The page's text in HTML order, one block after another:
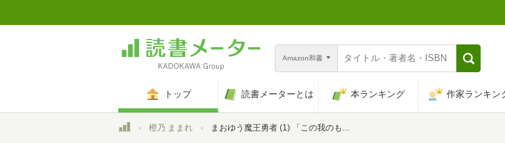
Amazon和書
トップ 読書メーターとは 本ランキング 作家ランキン
トップ橙乃 ままれ まおゆう魔王勇者 (1) 「この我のものとなれ、勇者よ」「断る!」